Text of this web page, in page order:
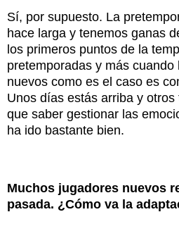
Sí, por supuesto. La
hace larga y tenemos ganas
los primeros puntos de la
pretemporadas y más
nuevos como es el caso es
Unos días estás arriba y
que saber gestionar las
ha ido bastante bien.
Muchos jugadores nuevos
pasada. ¿Cómo va la